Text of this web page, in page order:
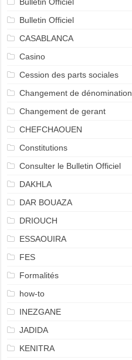
Bulletin Officiel
CASABLANCA
Casino
Cession des parts sociales
Changement de dénomination
Changement de gerant
CHEFCHAOUEN
Constitutions
Consulter le Bulletin Officiel
DAKHLA
DAR BOUAZA
DRIOUCH
ESSAOUIRA
FES
Formalités
how-to
INEZGANE
JADIDA
KENITRA